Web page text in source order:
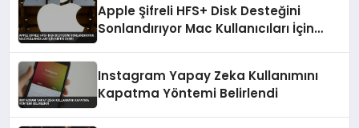
Apple Şifreli HFS+ Disk Desteğini
Sonlandırıyor Mac Kullanıcıları İçin
Instagram Yapay Zeka Kullanımını
Kapatma Yöntemi Belirlendi